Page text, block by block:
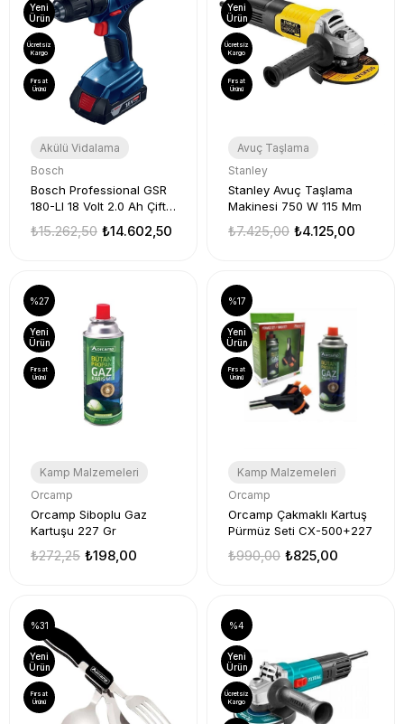
Akülü Vidalama
Bosch
Bosch Professional GSR
180-LI 18 Volt 2.0 Ah Çift
Delme/Vidalama₺14.602,50
₺15.262,50
Yeni
Ürün
Ücretsiz
Kargo
Fırsat
Ürünü
Avuç Taşlama
Stanley
Stanley Avuç Taşlama
Makinesi 750 W 115 Mm
₺4.125,00
₺7.425,00
Yeni
Ürün
Ücretsiz
Kargo
Fırsat
Ürünü
Kamp Malzemeleri
Orcamp
Orcamp Siboplu Gaz
Kartuşu 227 Gr
₺198,00
₺272,25
%27
Yeni
Ürün
Fırsat
Ürünü
Kamp Malzemeleri
Orcamp
Orcamp Çakmaklı Kartuş
Pürmüz Seti CX-500+227
₺825,00
₺990,00
%17
Yeni
Ürün
Fırsat
Ürünü
%31
Yeni
Ürün
Fırsat
Ürünü
%4
Yeni
Ürün
Ücretsiz
Kargo